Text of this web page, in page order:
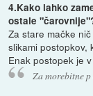
4.Kako lahko
ostale
Za stare mačke
slikami postopkov,
Enak postopek je
Za morebitne